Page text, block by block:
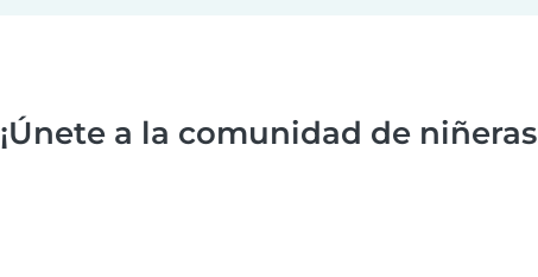
¡Únete a la comunidad de